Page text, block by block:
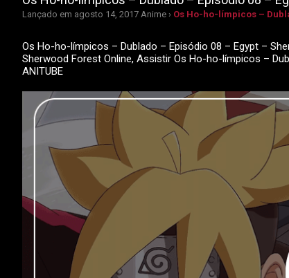
Lançado em agosto 14, 2017 Anime › Os Ho-ho-límpicos –
Os Ho-ho-límpicos – Dublado – Episódio 08 – Egypt –
Sherwood Forest Online, Assistir Os Ho-ho-límpicos –
ANITUBE